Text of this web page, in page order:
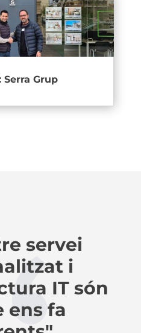
Grup
servei
i
IT són
ens fa